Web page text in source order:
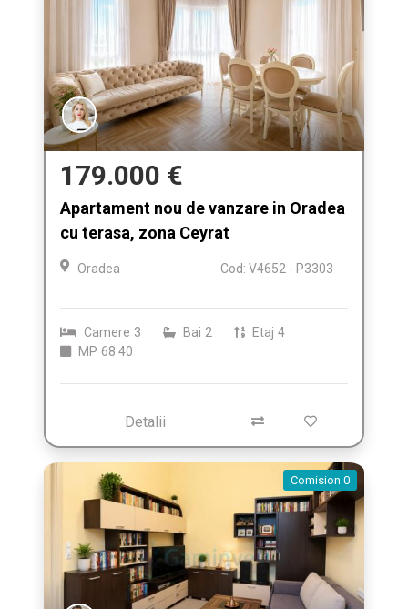
179.000 €
Apartament nou de vanzare in Oradea
cu terasa, zona Ceyrat
Oradea Cod: V4652 - P3303
Camere 3 Bai 2 Etaj 4
MP 68.40
Detalii
Comision 0